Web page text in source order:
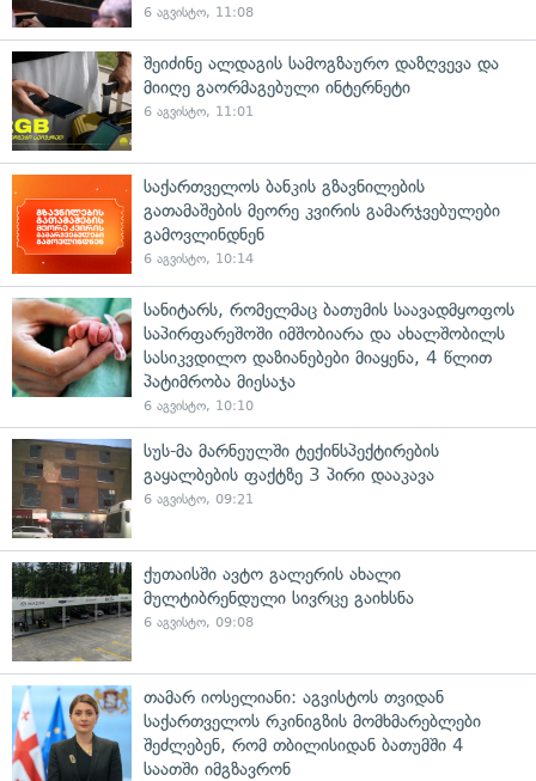
6 აგვისტო, 11:08
შეიძინე ალდაგის სამოგზაურო დაზღვევა და
მიიღე გაორმაგებული ინტერნეტი
6 აგვისტო, 11:01
საქართველოს ბანკის გზავნილების
გათამაშების მეორე კვირის გამარჯვებულები
გამოვლინდნენ
6 აგვისტო, 10:14
სანიტარს, რომელმაც ბათუმის საავადმყოფოს
საპირფარეშოში იმშობიარა და ახალშობილს
სასიკვდილო დაზიანებები მიაყენა, 4 წლით
პატიმრობა მიესაჯა
6 აგვისტო, 10:10
სუს-მა მარნეულში ტექინსპექტირების
გაყალბების ფაქტზე 3 პირი დააკავა
6 აგვისტო, 09:21
ქუთაისში ავტო გალერის ახალი
მულტიბრენდული სივრცე გაიხსნა
6 აგვისტო, 09:08
თამარ იოსელიანი: აგვისტოს თვიდან
საქართველოს რკინიგზის მომხმარებლები
შეძლებენ, რომ თბილისიდან ბათუმში 4
საათში იმგზავრონ